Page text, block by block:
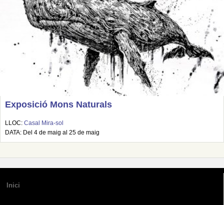
Exposició Mons Naturals
LLOC: Casal Mira-sol
DATA: Del 4 de maig al 25 de maig
Inici